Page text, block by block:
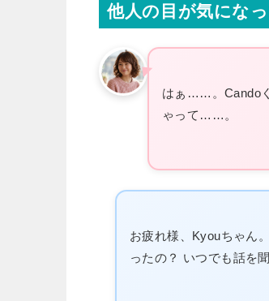
他人の目が気にな
はぁ……。Cando
ゃって……。
お疲れ様、Kyouちゃん
ったの？ いつでも話を聞